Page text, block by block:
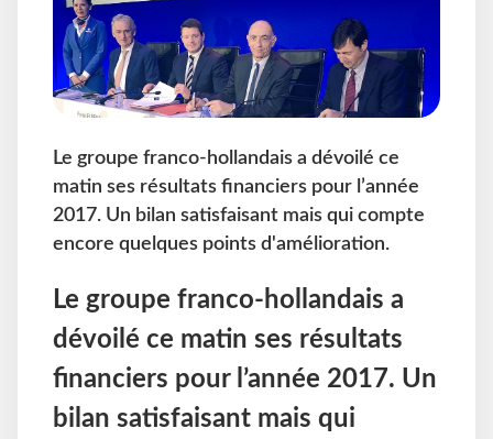
Le groupe franco-hollandais a dévoilé ce
matin ses résultats financiers pour l’année
2017. Un bilan satisfaisant mais qui compte
encore quelques points d'amélioration.
Le groupe franco-hollandais a
dévoilé ce matin ses résultats
financiers pour l’année 2017. Un
bilan satisfaisant mais qui